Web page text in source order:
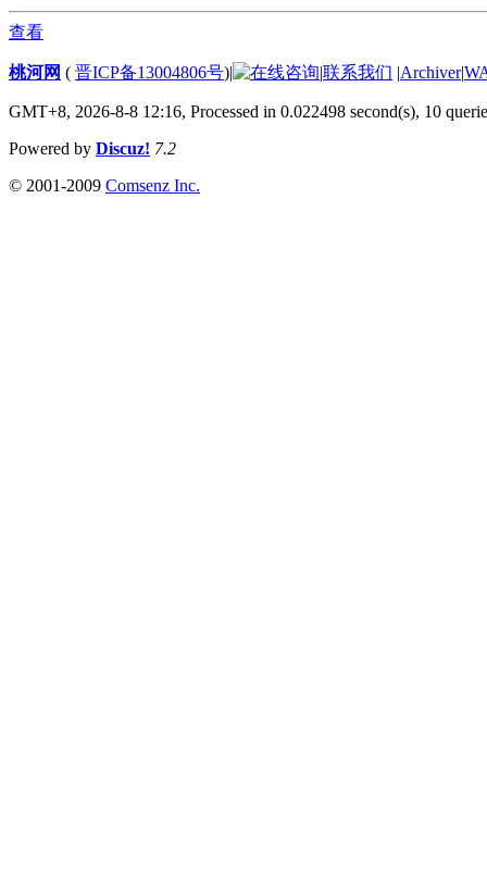
查看
桃河网 ( 晋ICP备13004806号)| |联系我们 |Archiver|
GMT+8, 2026-8-8 12:16, Processed in 0.022498 second(s), 10
Powered by Discuz! 7.2
© 2001-2009 Comsenz Inc.